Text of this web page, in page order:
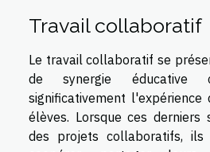
Travail collaboratif
Le travail collaboratif se
de synergie éducative
significativement l'expérience
élèves. Lorsque ces derniers
des projets collaboratifs, ils